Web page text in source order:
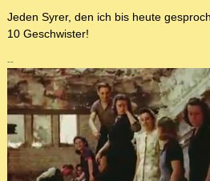
Jeden Syrer, den ich bis heute
10 Geschwister!
--